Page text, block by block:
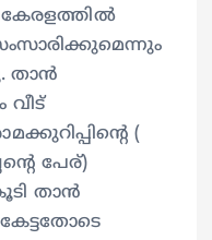
കേരളത്തില്‍
താന്‍
വീട്
(
പേര്)
താന്‍